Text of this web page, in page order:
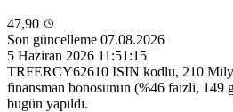
47,90
Son güncelleme 07.08.2026
5 Haziran 2026 11:51:15
TRFERCY62610 ISIN kodlu, 210
finansman bonosunun (%46 faizli, 149
bugün yapıldı.